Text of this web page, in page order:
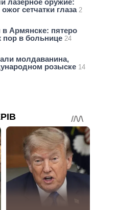
лазерное оружие:
сетчатки глаза 2
Армянске: пятеро
пор в больнице 24
молдаванина,
розыске 14